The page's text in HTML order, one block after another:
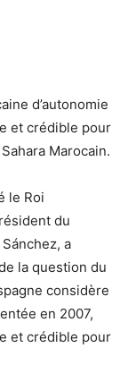
d’autonomie
et crédible pour
Marocain.
le Roi
du
a
la question du
considère
en 2007,
et crédible pour